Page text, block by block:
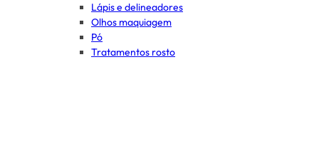
Lápis e delineadores
Olhos maquiagem
Pó
Tratamentos rosto